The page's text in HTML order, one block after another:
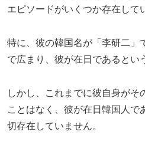
エピソードがいくつか存在して
特に、彼の韓国名が「李研二」
で広まり、彼が在日であるとい
しかし、これまでに彼自身がそ
ことはなく、彼が在日韓国人で
切存在していません。